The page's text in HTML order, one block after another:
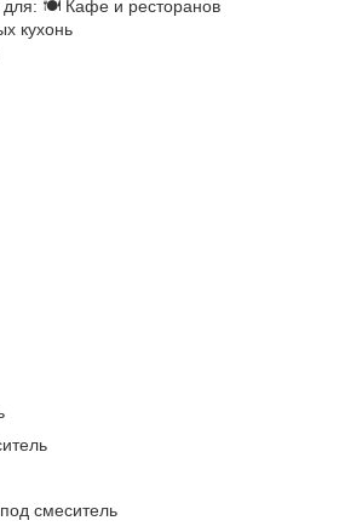
для: 🍽 Кафе и ресторанов
кухонь
смеситель